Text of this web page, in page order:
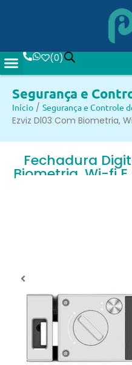
(0)
Segurança e
Início / Segurança e Controle
Ezviz Dl03 Com Biometria,
Fechadura
Biometria, Wi-fi